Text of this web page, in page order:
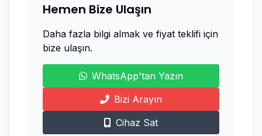
Hemen Bize Ulaşın
Daha fazla bilgi almak ve fiyat teklifi için
bize ulaşın.
WhatsApp'tan Yazın
Bizi Arayın
Cihaz Sat